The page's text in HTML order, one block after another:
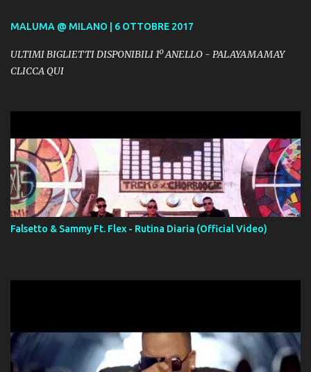
MALUMA @ MILANO | 6 OTTOBRE 2017
ULTIMI BIGLIETTI DISPONIBILI 1º ANELLO - PALAYAMAMAY
CLICCA QUI
Falsetto & Sammy Ft. Flex - Rutina Diaria (Official Video)